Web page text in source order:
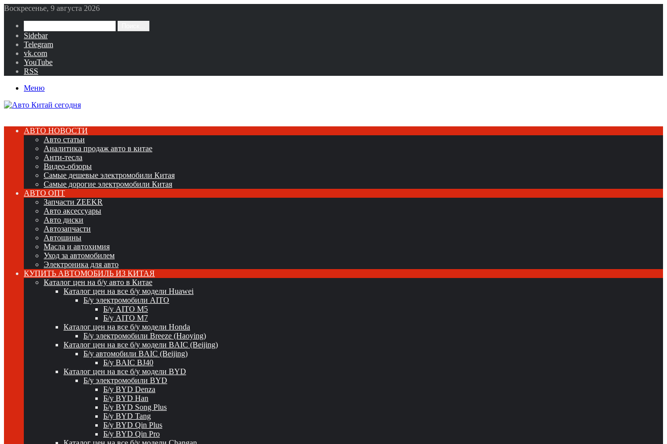
Воскресенье, 9 августа 2026
Sidebar
Telegram
vk.com
YouTube
RSS
Меню
АВТО НОВОСТИ
Авто статьи
Аналитика продаж авто в китае
Анти-тесла
Видео-обзоры
Самые дешевые электромобили Китая
Самые дорогие электромобили Китая
АВТО ОПТ
Запчасти ZEEKR
Авто аксессуары
Авто диски
Автозапчасти
Автошины
Масла и автохимия
Уход за автомобилем
Электроника для авто
КУПИТЬ АВТОМОБИЛЬ ИЗ КИТАЯ
Каталог цен на б/у авто в Китае
Каталог цен на все б/у модели Huawei
Б/у электромобили AITO
Б/у AITO M5
Б/у AITO M7
Каталог цен на все б/у модели Honda
Б/у электромобили Breeze (Haoying)
Каталог цен на все б/у модели BAIC (Beijing)
Б/у автомобили BAIC (Beijing)
Б/у BAIC BJ40
Каталог цен на все б/у модели BYD
Б/у электромобили BYD
Б/у BYD Denza
Б/у BYD Han
Б/у BYD Song Plus
Б/у BYD Tang
Б/у BYD Qin Plus
Б/у BYD Qin Pro